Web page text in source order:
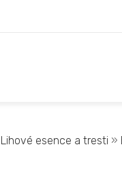
Lihové esence a tresti »